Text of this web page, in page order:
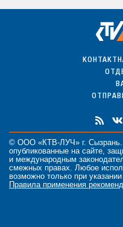
© ООО «КТВ-ЛУЧ» г.
опубликованные на сайте,
и международным
смежных правах. Любое
возможно только при
Правила применения